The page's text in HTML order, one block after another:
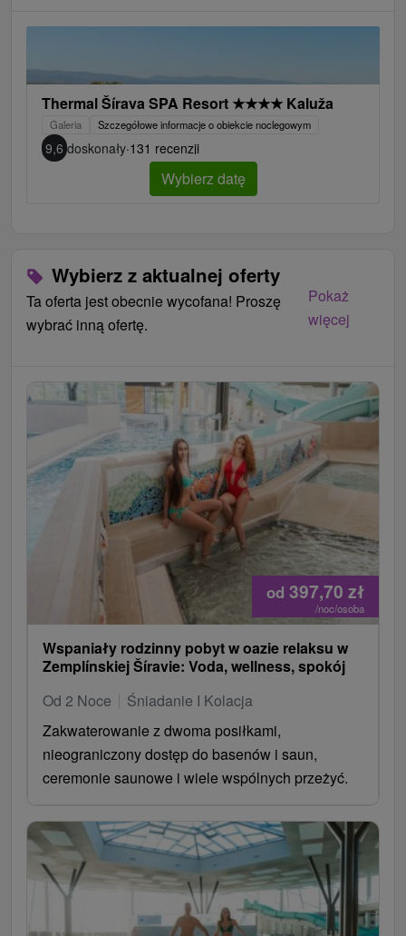
Thermal Šírava SPA Resort ★★★★ Kaluža
Galeria Szczegółowe informacje o obiekcie noclegowym
9,6 doskonały·131 recenzji
Wybierz datę
Wybierz z aktualnej oferty
Ta oferta jest obecnie wycofana! Proszę
wybrać inną ofertę.
Pokaż
więcej
od 397,70 zł
/noc/osoba
Wspaniały rodzinny pobyt w oazie relaksu w
Zemplínskiej Šíravie: Voda, wellness, spokój
Od 2 Noce
Śniadanie I Kolacja
Zakwaterowanie z dwoma posiłkami,
nieograniczony dostęp do basenów i saun,
ceremonie saunowe i wiele wspólnych przeżyć.